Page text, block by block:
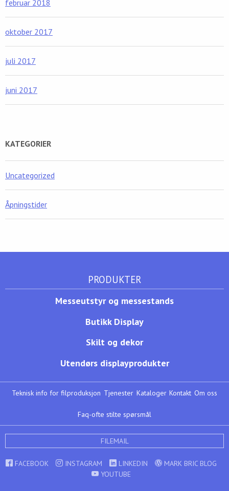
februar 2018
oktober 2017
juli 2017
juni 2017
KATEGORIER
Uncategorized
Åpningstider
PRODUKTER
Messeutstyr og messestands
Butikk Display
Skilt og dekor
Utendørs displayprodukter
Teknisk info for filproduksjon Tjenester Kataloger Kontakt Om oss
Faq-ofte stilte spørsmål
FILEMAIL
FACEBOOK INSTAGRAM LINKEDIN
MARK BRIC BLOG
YOUTUBE